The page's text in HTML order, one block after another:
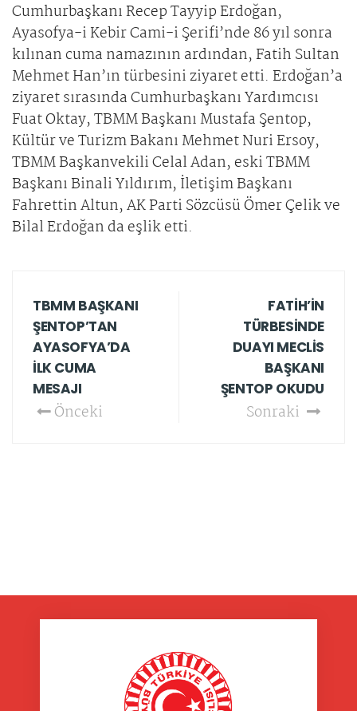
Cumhurbaşkanı Recep Tayyip Erdoğan,
Ayasofya-i Kebir Cami-i Şerifi’nde 86 yıl sonra
kılınan cuma namazının ardından, Fatih Sultan
Mehmet Han’ın türbesini ziyaret etti. Erdoğan’a
ziyaret sırasında Cumhurbaşkanı Yardımcısı
Fuat Oktay, TBMM Başkanı Mustafa Şentop,
Kültür ve Turizm Bakanı Mehmet Nuri Ersoy,
TBMM Başkanvekili Celal Adan, eski TBMM
Başkanı Binali Yıldırım, İletişim Başkanı
Fahrettin Altun, AK Parti Sözcüsü Ömer Çelik ve
Bilal Erdoğan da eşlik etti.
TBMM BAŞKANI
ŞENTOP’TAN
AYASOFYA’DA
İLK CUMA
MESAJI
Önceki
FATİH’İN
TÜRBESİNDE
DUAYI MECLİS
BAŞKANI
ŞENTOP OKUDU
Sonraki